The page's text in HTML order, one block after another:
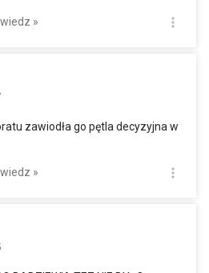
»
zawiodła go pętla decyzyjna w
»